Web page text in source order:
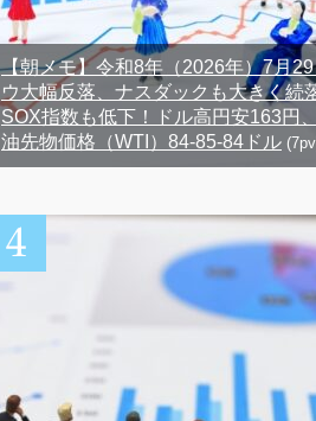
【朝メモ】令和8年（2026年）7月29
ウ大幅反落、ナスダックも大きく続
SOX指数も低下！ドル高円安163円
油先物価格（WTI）84-85-84ドル